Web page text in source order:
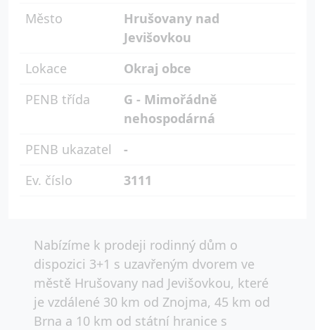
Město
Hrušovany nad
Jevišovkou
Lokace
Okraj obce
PENB třída
G - Mimořádně
nehospodárná
PENB ukazatel
-
Ev. číslo
3111
Nabízíme k prodeji rodinný dům o
dispozici 3+1 s uzavřeným dvorem ve
městě Hrušovany nad Jevišovkou, které
je vzdálené 30 km od Znojma, 45 km od
Brna a 10 km od státní hranice s